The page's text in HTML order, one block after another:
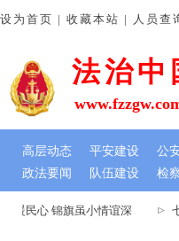
民心 锦旗虽小情谊深 七
法治中
政法要闻 队伍建设 检
设为首页 | 收藏本站 | 人员查
高层动态 平安建设 公